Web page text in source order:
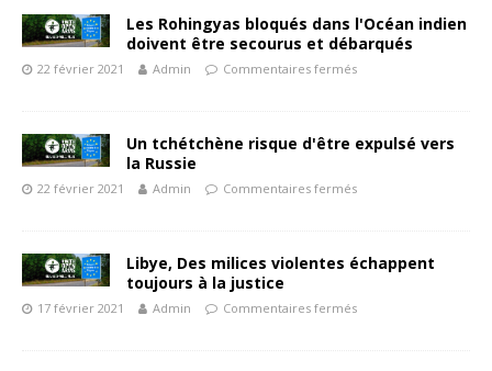
Les Rohingyas bloqués dans l'Océan indien
doivent être secourus et débarqués
22 février 2021 Admin Commentaires fermés
Un tchétchène risque d'être expulsé vers
la Russie
22 février 2021 Admin Commentaires fermés
Libye, Des milices violentes échappent
toujours à la justice
17 février 2021 Admin Commentaires fermés